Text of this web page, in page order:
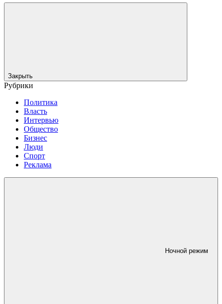
Закрыть
Рубрики
Политика
Власть
Интервью
Общество
Бизнес
Люди
Спорт
Реклама
Ночной режим